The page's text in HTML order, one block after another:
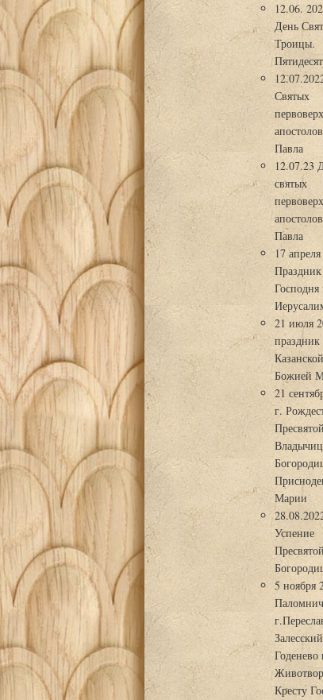
12.06.
День
Троицы.
Святых
Павла
12.07.23
святых
Павла
17 апреля
Господня
21 июля
праздник
Божией
21
г.
Пресвятой
Марии
Успение
Пресвятой
5 ноября
Годенево
Кресту